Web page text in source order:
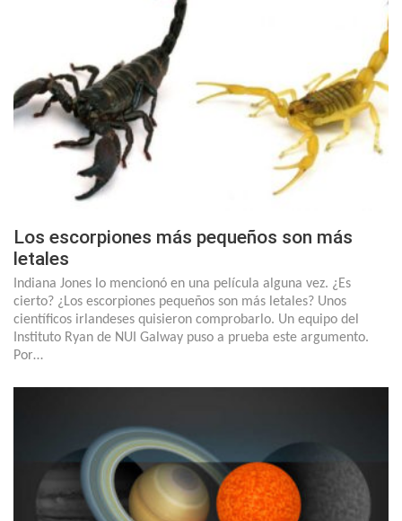
Los escorpiones más pequeños son más
letales
Indiana Jones lo mencionó en una película alguna vez. ¿Es
cierto? ¿Los escorpiones pequeños son más letales? Unos
científicos irlandeses quisieron comprobarlo. Un equipo del
Instituto Ryan de NUI Galway puso a prueba este argumento.
Por…